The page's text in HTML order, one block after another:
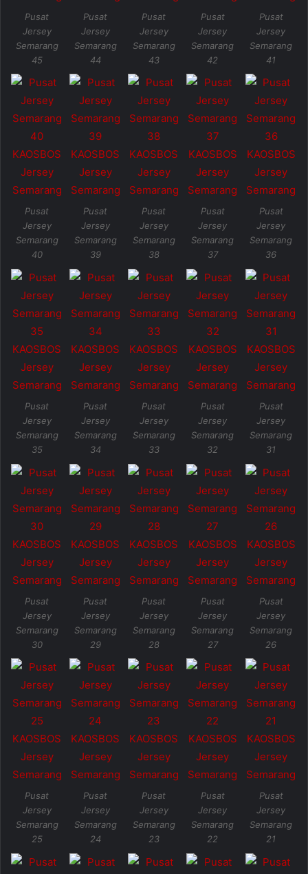
Pusat
Jersey
Semarang
45
Pusat
Jersey
Semarang
44
Pusat
Jersey
Semarang
43
Pusat
Jersey
Semarang
42
Pusat
Jersey
Semarang
41
Pusat
Jersey
Semarang
40
Pusat
Jersey
Semarang
39
Pusat
Jersey
Semarang
38
Pusat
Jersey
Semarang
37
Pusat
Jersey
Semarang
36
Pusat
Jersey
Semarang
35
Pusat
Jersey
Semarang
34
Pusat
Jersey
Semarang
33
Pusat
Jersey
Semarang
32
Pusat
Jersey
Semarang
31
Pusat
Jersey
Semarang
30
Pusat
Jersey
Semarang
29
Pusat
Jersey
Semarang
28
Pusat
Jersey
Semarang
27
Pusat
Jersey
Semarang
26
Pusat
Jersey
Semarang
25
Pusat
Jersey
Semarang
24
Pusat
Jersey
Semarang
23
Pusat
Jersey
Semarang
22
Pusat
Jersey
Semarang
21